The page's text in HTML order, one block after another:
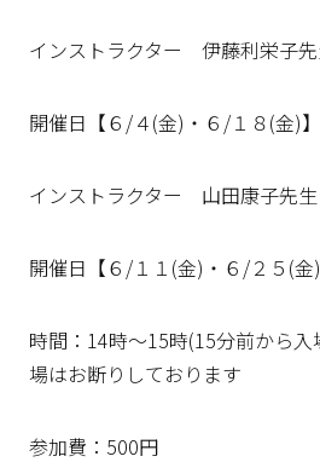
インストラクター 伊藤利栄子
開催日【６/４(金)・６/１８(金)】
インストラクター 山田康子先
開催日【６/１１(金)・６/２５(金)
時間：14時～15時(15分前から
場はお断りしております
参加費：500円